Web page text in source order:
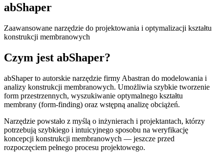
abShaper
Zaawansowane narzędzie do projektowania i optymalizacji kształtu
konstrukcji membranowych
Czym jest abShaper?
abShaper to autorskie narzędzie firmy Abastran do modelowania i
analizy konstrukcji membranowych. Umożliwia szybkie tworzenie
form przestrzennych, wyszukiwanie optymalnego kształtu
membrany (form-finding) oraz wstępną analizę obciążeń.
Narzędzie powstało z myślą o inżynierach i projektantach, którzy
potrzebują szybkiego i intuicyjnego sposobu na weryfikację
koncepcji konstrukcji membranowych — jeszcze przed
rozpoczęciem pełnego procesu projektowego.